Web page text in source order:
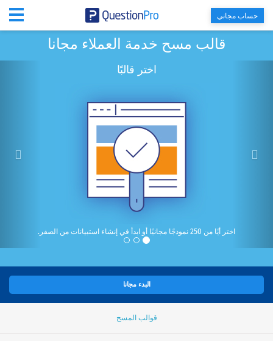
حساب مجاني
قالب مسح خدمة العملاء مجانا
اختر أيًا من 250 نموذجًا مجانيًا أو ابدأ في إنشاء استبيانات من الصفر. لا نسخ / لصق!
البدء مجانا
قوالب المسح